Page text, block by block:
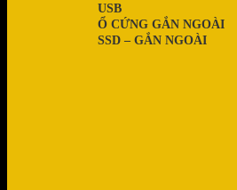
SSD – GẮN NGOÀI
Ổ CỨNG GẮN NGOÀI
USB